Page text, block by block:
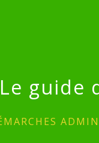
Le guide